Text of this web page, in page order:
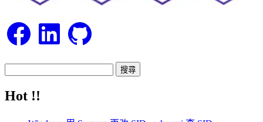
FacebookLinkedIn GitHub
關
Hot !!